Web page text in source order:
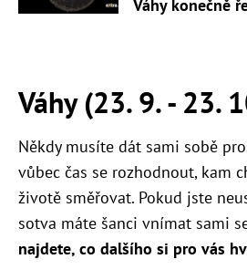
Váhy konečně
Váhy (23. 9. - 23.
Někdy musíte dát sami sobě
vůbec čas se rozhodnout, kam
životě směřovat. Pokud jste
sotva máte šanci vnímat sami
najdete, co dalšího si pro vás